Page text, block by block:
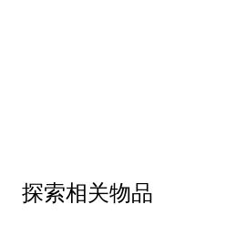
探索相关物品